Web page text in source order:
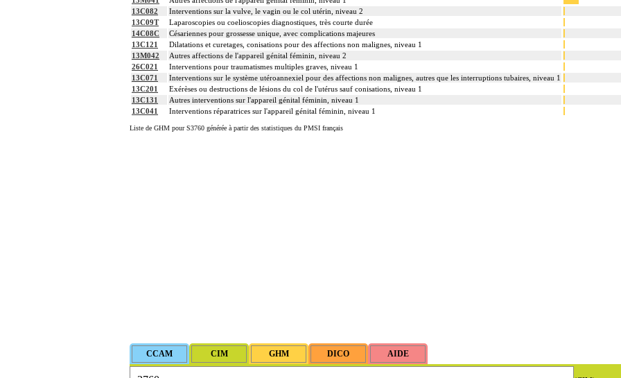
13C082
Interventions sur la vulve, le vagin ou le col utérin, niveau 2
13C09T
Laparoscopies ou coelioscopies diagnostiques, très courte durée
14C08C
Césariennes pour grossesse unique, avec complications majeures
13C121
Dilatations et curetages, conisations pour des affections non malignes, niveau 1
13M042
Autres affections de l'appareil génital féminin, niveau 2
26C021
Interventions pour traumatismes multiples graves, niveau 1
13C071
Interventions sur le système utéroannexiel pour des affections non malignes, autres que les interruptions tubaires, niveau 1
13C201
Exérèses ou destructions de lésions du col de l'utérus sauf conisations, niveau 1
13C131
Autres interventions sur l'appareil génital féminin, niveau 1
13C041
Interventions réparatrices sur l'appareil génital féminin, niveau 1
Liste de GHM pour S3760 générée à partir des statistiques du PMSI français